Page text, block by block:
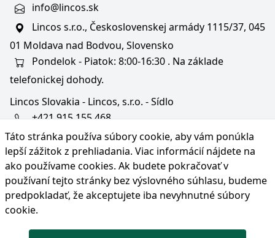
Táto stránka používa súbory cookie, aby vám ponúkla
lepší zážitok z prehliadania. Viac informácií nájdete na
ako používame cookies. Ak budete pokračovať v
používaní tejto stránky bez výslovného súhlasu, budeme
predpokladať, že akceptujete iba nevyhnutné súbory
cookie.
info@lincos.sk
Lincos s.r.o., Československej armády 1115/37, 045
01 Moldava nad Bodvou, Slovensko
Pondelok - Piatok: 8:00-16:30 . Na základe
telefonickej dohody.
Lincos Slovakia - Lincos, s.r.o. - Sídlo
+421 915 155 468
+36/30 343 6714
bratislava@lincos.sk
Lincos s.r.o., Rustaveliho 4, 831 06 Bratislava - m. č.
Rača, Slovensko
Iba sídlo firmy